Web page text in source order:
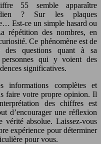
55 semble apparaître
? Sur les plaques
Est-ce un simple hasard ou
répétition des nombres, en
Ce phénomène est de
questions quant à sa
qui y voient des
significatives.
informations complètes et
faire votre propre opinion. Il
des chiffres est
d’encourager une réflexion
vérité absolue. Laissez-vous
expérience pour déterminer
pour vous.